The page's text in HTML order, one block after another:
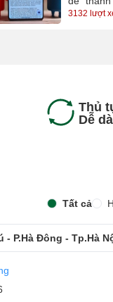
diện tích”
3132 lượt
Thủ
Dễ
Tất cả
- P.Hà Đông - Tp.Hà